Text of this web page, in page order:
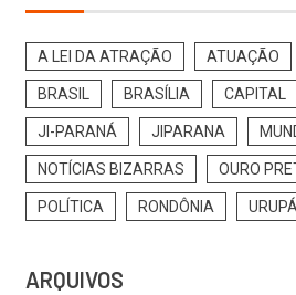
A LEI DA ATRAÇÃO ATUAÇÃO
BRASIL BRASÍLIA CAPITAL
JI-PARANÁ JIPARANA
NOTÍCIAS BIZARRAS OURO
POLÍTICA RONDÔNIA
ARQUIVOS